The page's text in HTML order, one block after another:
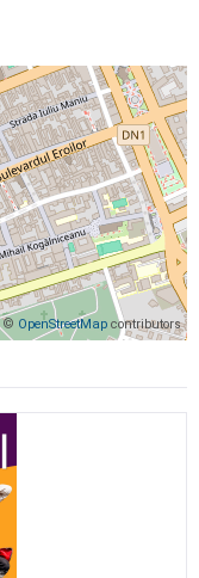
© OpenStreetMap contributors